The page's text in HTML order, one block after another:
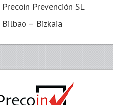
Precoin Prevención SL
Bilbao – Bizkaia